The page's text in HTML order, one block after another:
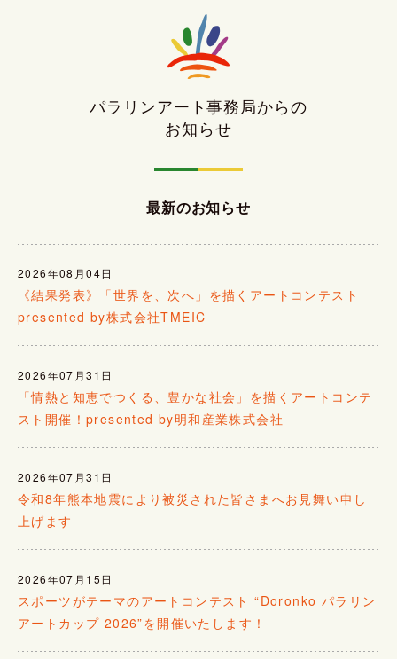
パラリンアート事務局からの
お知らせ
最新のお知らせ
2026年08月04日
《結果発表》「世界を、次へ」を描くアートコンテスト
presented by株式会社TMEIC
2026年07月31日
「情熱と知恵でつくる、豊かな社会」を描くアートコンテ
スト開催！presented by明和産業株式会社
2026年07月31日
令和8年熊本地震により被災された皆さまへお見舞い申し
上げます
2026年07月15日
スポーツがテーマのアートコンテスト “Doronko パラリン
アートカップ 2026”を開催いたします！